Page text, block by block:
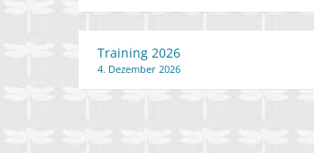
Beitragsnavigation
Training 2026
4. Dezember 2026